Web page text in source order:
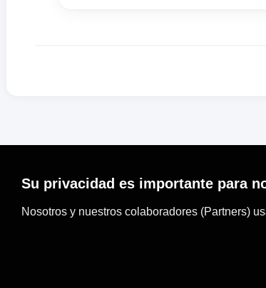
Su privacidad es importante para
Nosotros y nuestros colaboradores (Partners)